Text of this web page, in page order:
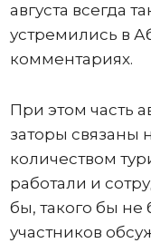
августа всегда
устремились в
комментариях.
При этом часть
заторы связаны
количеством
работали и
бы, такого бы не
участников